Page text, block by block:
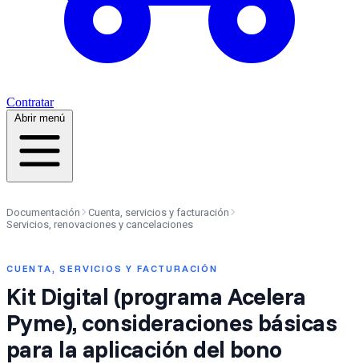
Contratar
Abrir menú
Documentación
Cuenta, servicios y facturación
Servicios, renovaciones y cancelaciones
CUENTA, SERVICIOS Y FACTURACIÓN
Kit Digital (programa Acelera
Pyme), consideraciones básicas
para la aplicación del bono